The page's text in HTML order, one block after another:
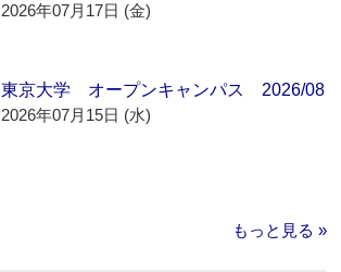
2026年07月17日 (金)
東京大学 オープンキャンパス 2026/08
2026年07月15日 (水)
もっと見る »